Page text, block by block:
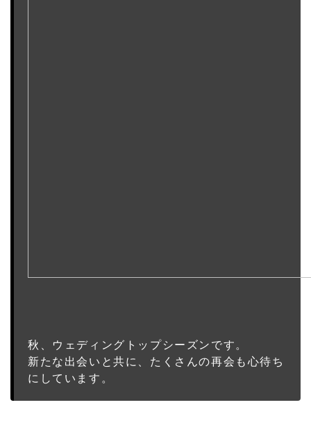
秋、ウェディングトップシーズンです。
新たな出会いと共に、たくさんの再会も心待ち
にしています。